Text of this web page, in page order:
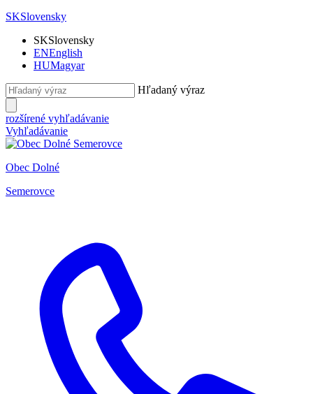
SKSlovensky
SKSlovensky
ENEnglish
HUMagyar
Hľadaný výraz
rozšírené vyhľadávanie
Vyhľadávanie
Obec Dolné
Semerovce